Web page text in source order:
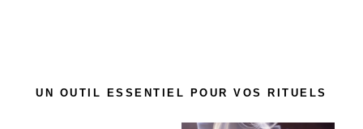
UN OUTIL ESSENTIEL POUR VOS RITUELS